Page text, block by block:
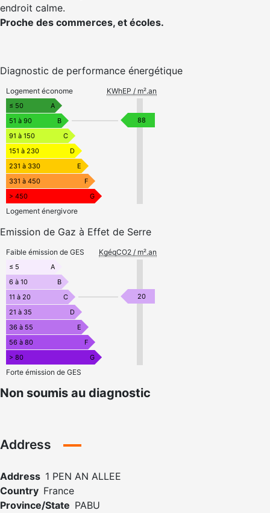
endroit calme.
Proche des commerces, et écoles.
Diagnostic de performance énergétique
Logement économe KWhEP / m².an
≤ 50
A
51 à 90
B
91 à 150
C
151 à 230
D
231 à 330
E
331 à 450
F
> 450
G
88
Logement énergivore
Emission de Gaz à Effet de Serre
Faible émission de GES KgéqCO2 / m².an
≤ 5
A
6 à 10
B
11 à 20
C
21 à 35
D
36 à 55
E
56 à 80
F
> 80
G
20
Forte émission de GES
Non soumis au diagnostic
Address
Address 1 PEN AN ALLEE
Country France
Province/State PABU